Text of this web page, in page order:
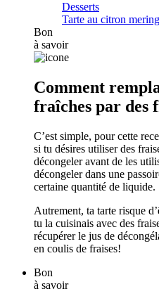
Desserts
Tarte au citron
Bon
à savoir
Comment
fraîches par des
C’est simple, pour cette
si tu désires utiliser des
décongeler avant de les
décongeler dans une
certaine quantité de liquide.
Autrement, ta tarte risque
tu la cuisinais avec des
récupérer le jus de
en coulis de fraises!
Bon
à savoir